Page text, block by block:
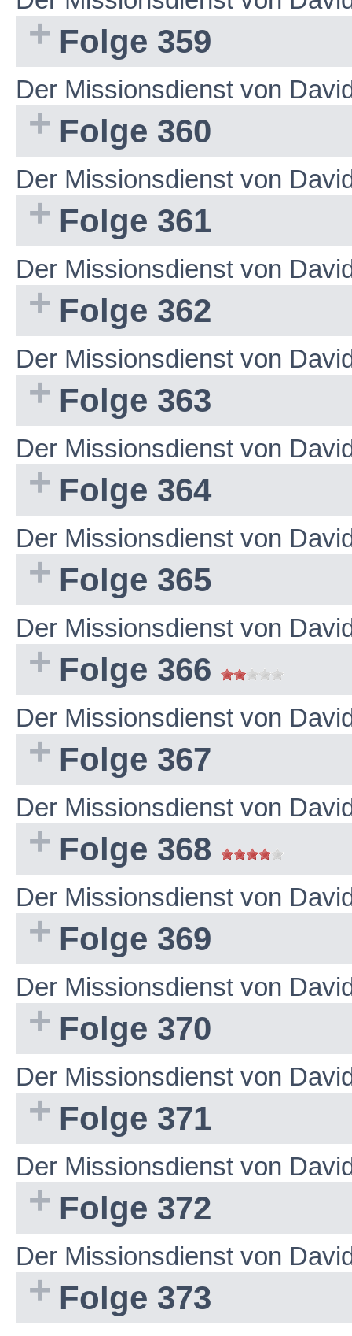
Folge 359
Der Missionsdienst von
Folge 360
Der Missionsdienst von
Folge 361
Der Missionsdienst von
Folge 362
Der Missionsdienst von
Folge 363
Der Missionsdienst von
Folge 364
Der Missionsdienst von
Folge 365
Der Missionsdienst von
Folge 366
Der Missionsdienst von
Folge 367
Der Missionsdienst von
Folge 368
Der Missionsdienst von
Folge 369
Der Missionsdienst von
Folge 370
Der Missionsdienst von
Folge 371
Der Missionsdienst von
Folge 372
Der Missionsdienst von
Folge 373